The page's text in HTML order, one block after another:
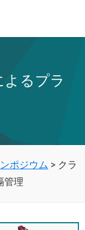
るプラ
ポジウム > クラ
管理